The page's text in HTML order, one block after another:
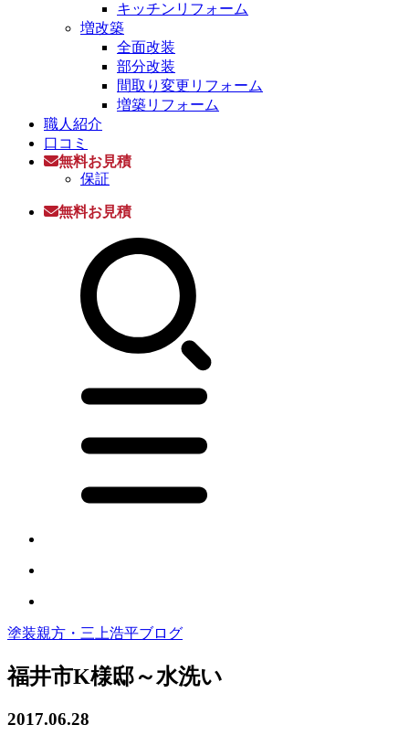
キッチンリフォーム
増改築
全面改装
部分改装
間取り変更リフォーム
増築リフォーム
職人紹介
口コミ
無料お見積
保証
無料お見積
塗装親方・三上浩平ブログ
福井市K様邸～水洗い
2017.06.28